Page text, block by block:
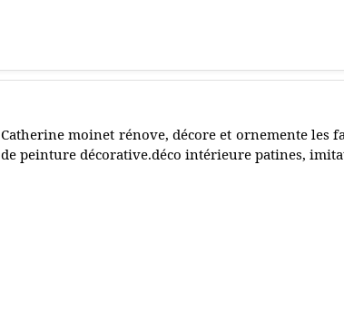
Catherine moinet rénove, décore et ornemente les
de peinture décorative.déco intérieure patines,